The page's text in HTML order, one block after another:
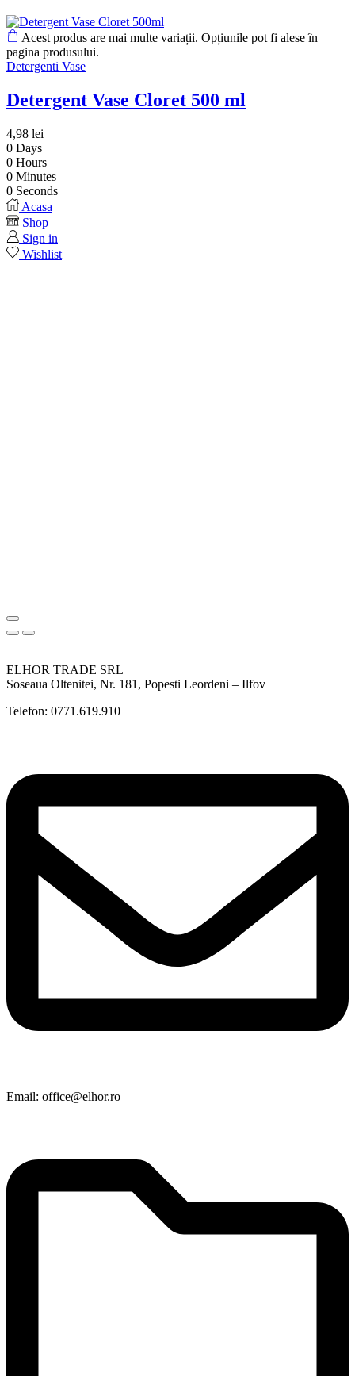
Acest produs are mai multe variații. Opțiunile pot fi alese în
pagina produsului.
Detergenti Vase
Detergent Vase Cloret 500 ml
4,98 lei
0 Days
0 Hours
0 Minutes
0 Seconds
Acasa
Shop
Sign in
Wishlist
ELHOR TRADE SRL
Soseaua Oltenitei, Nr. 181, Popesti Leordeni – Ilfov
Telefon: 0771.619.910
Email: office@elhor.ro